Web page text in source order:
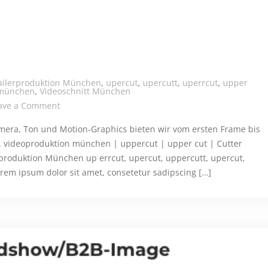
München, upercut, upercutt, uperrcut, upper
, Videoschnitt München
a Commenton Imagefilm
Ton und Motion-Graphics bieten wir vom ersten Frame bis
videoproduktion münchen | uppercut | upper cut | Cutter
München up errcut, upercut, uppercutt, upercut,
ipsum dolor sit amet, consetetur sadipscing […]